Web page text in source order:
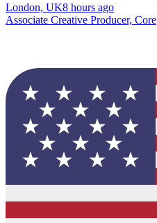
London, UK8 hours ago
Associate Creative Producer, Core